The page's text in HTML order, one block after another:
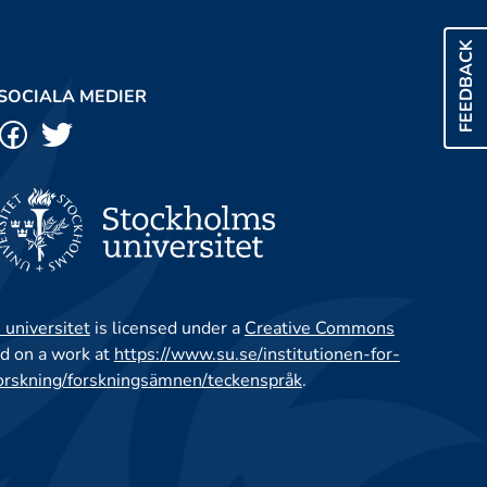
FEEDBACK
MEDIER
universitetis licensed under a Creative Commons
on a work at https://www.su.se/institutionen-for-
forskningsämnen/teckenspråk.